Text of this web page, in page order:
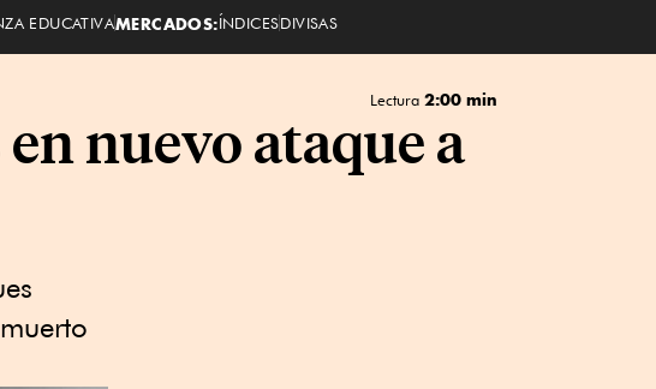
EDUCATIVAMERCADOS:ÍNDICESDIVISAS
Lectura 2:00 min
nuevo ataque a